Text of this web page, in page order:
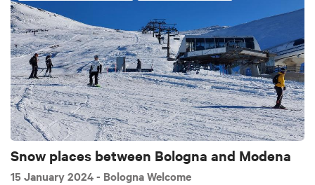
Snow places between Bologna and Modena
15 January 2024- Bologna Welcome